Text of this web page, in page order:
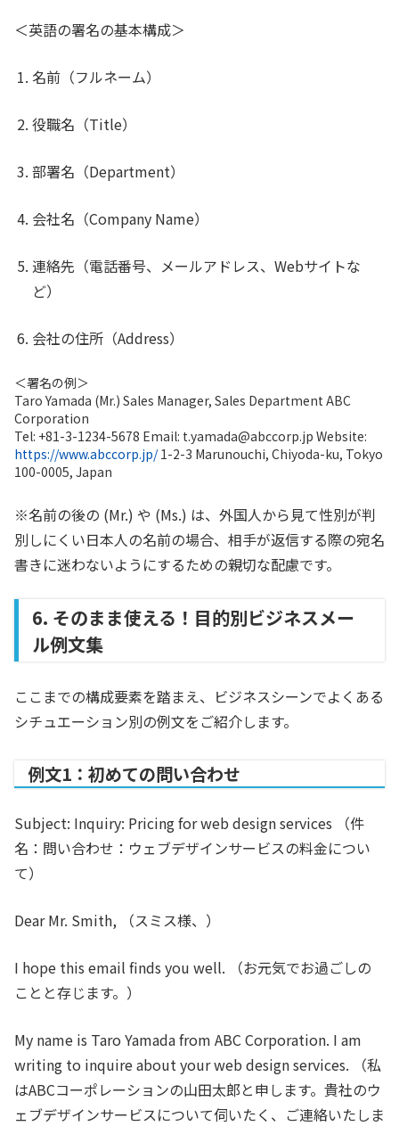
＜英語の署名の基本構成＞
名前（フルネーム）
役職名（Title）
部署名（Department）
会社名（Company Name）
連絡先（電話番号、メールアドレス、Webサイトな
ど）
会社の住所（Address）
＜署名の例＞
Taro Yamada (Mr.) Sales Manager, Sales Department ABC
Corporation
Tel: +81-3-1234-5678 Email: t.yamada@abccorp.jp Website:
https://www.abccorp.jp/1-2-3 Marunouchi, Chiyoda-ku, Tokyo
100-0005, Japan
※名前の後の (Mr.) や (Ms.) は、外国人から見て性別が判
別しにくい日本人の名前の場合、相手が返信する際の宛名
書きに迷わないようにするための親切な配慮です。
6. そのまま使える！目的別ビジネスメー
ル例文集
ここまでの構成要素を踏まえ、ビジネスシーンでよくある
シチュエーション別の例文をご紹介します。
例文1：初めての問い合わせ
Subject: Inquiry: Pricing for web design services （件
名：問い合わせ：ウェブデザインサービスの料金につい
て）
Dear Mr. Smith, （スミス様、）
I hope this email finds you well. （お元気でお過ごしの
ことと存じます。）
My name is Taro Yamada from ABC Corporation. I am
writing to inquire about your web design services. （私
はABCコーポレーションの山田太郎と申します。貴社のウ
ェブデザインサービスについて伺いたく、ご連絡いたしま